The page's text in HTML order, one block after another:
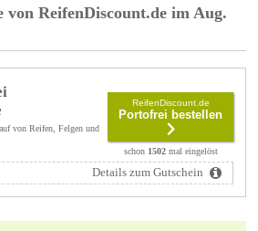
von ReifenDiscount.de im Aug.
von Reifen, Felgen und
ReifenDiscount.de
Portofrei bestellen
schon 1502mal eingelöst
Details zum Gutschein